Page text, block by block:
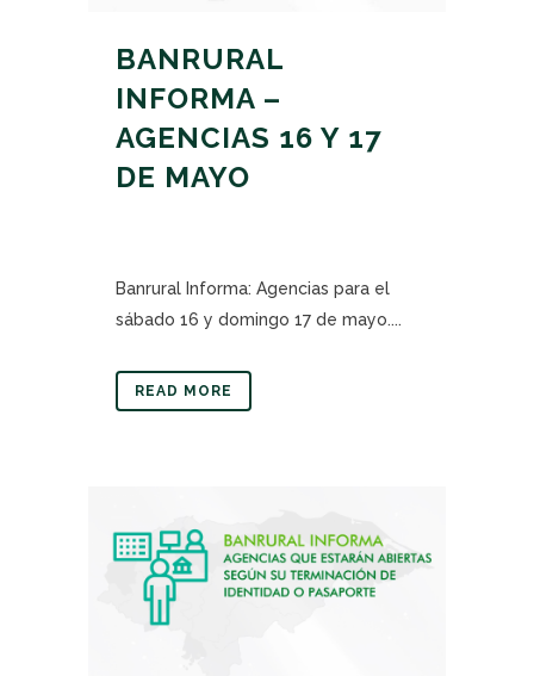
BANRURAL
INFORMA –
AGENCIAS 16 Y 17
DE MAYO
Banrural Informa: Agencias para el
sábado 16 y domingo 17 de mayo....
READ MORE